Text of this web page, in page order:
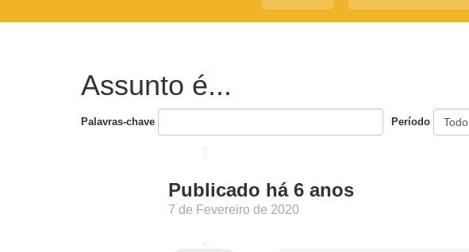
Assunto é...
Palavras-chave Período
Publicado há 6 anos
7 de Fevereiro de 2020